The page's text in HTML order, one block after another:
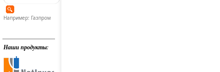
Например: Газпром
Наши продукты: